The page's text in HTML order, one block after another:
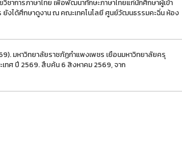
ชาการภาษาไทย เพื่อพัฒนาทักษะภาษาไทยแก่นักศึกษาผู้เข้า
งได้ศึกษาดูงาน ณ คณะเทคโนโลยี ศูนย์วัฒนธรรมคะฉิ่น ห้อง
มหาวิทยาลัยราชภัฏกำแพงเพชร เยือนมหาวิทยาลัยครุ
ทศ ปี 2569. สืบค้น 6 สิงหาคม 2569, จาก